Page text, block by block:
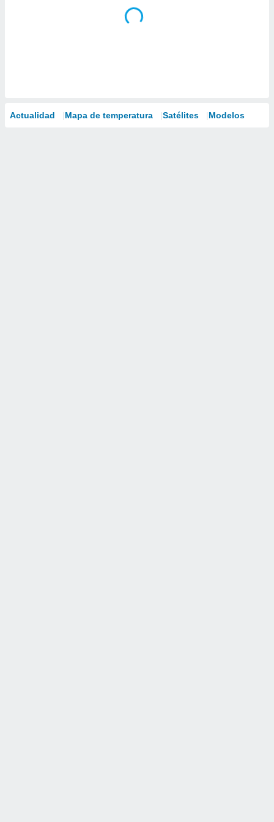
Actualidad Mapa de temperatura Satélites Modelos